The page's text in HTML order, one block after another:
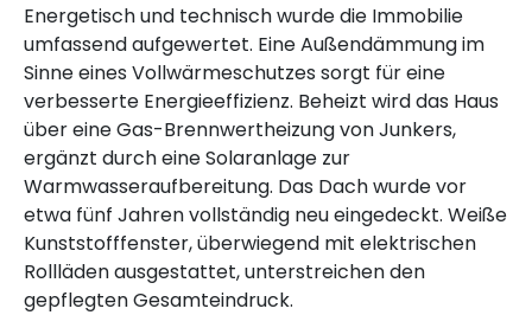
Energetisch und technisch wurde die Immobilie
umfassend aufgewertet. Eine Außendämmung im
Sinne eines Vollwärmeschutzes sorgt für eine
verbesserte Energieeffizienz. Beheizt wird das Haus
über eine Gas-Brennwertheizung von Junkers,
ergänzt durch eine Solaranlage zur
Warmwasseraufbereitung. Das Dach wurde vor
etwa fünf Jahren vollständig neu eingedeckt. Weiße
Kunststofffenster, überwiegend mit elektrischen
Rollläden ausgestattet, unterstreichen den
gepflegten Gesamteindruck.